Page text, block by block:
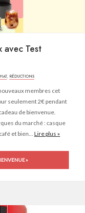
avec Test
, RÉDUCTIONS
membres cet
seulement 2€ pendant
de bienvenue.
du marché : casque
et bien... Lire plus »
»